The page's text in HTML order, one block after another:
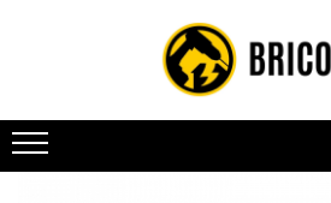
Toate Produsele
Vehicule electrice
Atv